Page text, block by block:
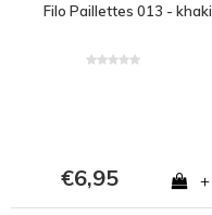
Filo Paillettes 013 - khaki
€6,95 +